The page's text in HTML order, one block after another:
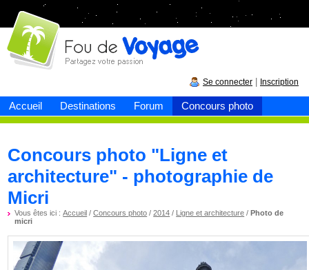
Accueil Destinations Forum Concours photo
Fou devoyage
Se connecter Inscription
Concours photo "Ligne et
architecture" - photographie de
Micri
Vous êtes ici :Accueil /Concours photo /2014 / Ligne et architecture /Photo de
micri